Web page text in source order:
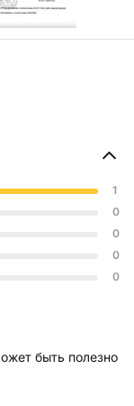
1
0
0
0
0
быть полезно